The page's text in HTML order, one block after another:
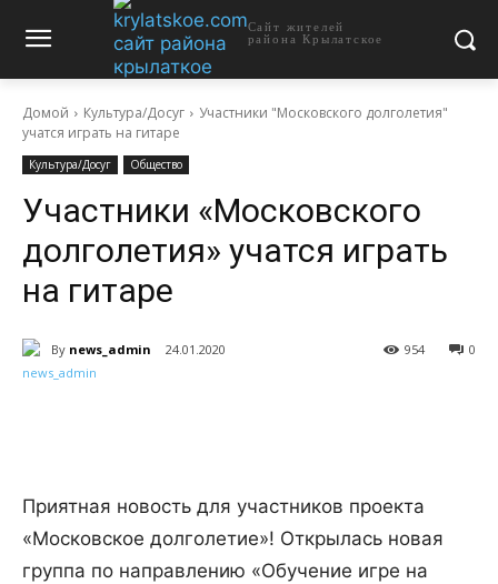
Сайт жителей
района Крылатское
Домой Культура/Досуг
Участники "Московского долголетия"
учатся играть на гитаре
Культура/Досуг Общество
Участники «Московского
долголетия» учатся играть
на гитаре
By news_admin 24.01.2020 0
954
Приятная новость для участников проекта
«Московское долголетие»! Открылась новая
группа по направлению «Обучение игре на